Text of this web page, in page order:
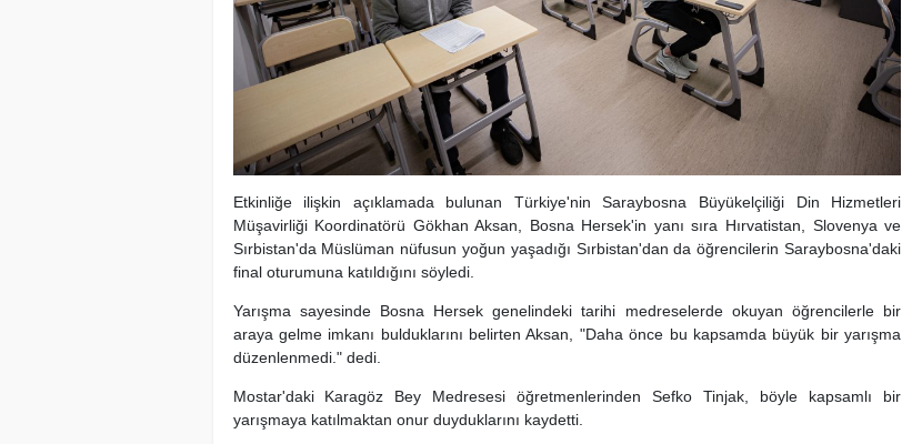
Etkinliğe ilişkin açıklamada bulunan Türkiye'nin Saraybosna Büyükelçiliği Din Hizmetleri
Müşavirliği Koordinatörü Gökhan Aksan, Bosna Hersek'in yanı sıra Hırvatistan, Slovenya ve
Sırbistan'da Müslüman nüfusun yoğun yaşadığı Sırbistan'dan da öğrencilerin Saraybosna'daki
final oturumuna katıldığını söyledi.
Yarışma sayesinde Bosna Hersek genelindeki tarihi medreselerde okuyan öğrencilerle bir
araya gelme imkanı bulduklarını belirten Aksan, "Daha önce bu kapsamda büyük bir yarışma
düzenlenmedi." dedi.
Mostar'daki Karagöz Bey Medresesi öğretmenlerinden Sefko Tinjak, böyle kapsamlı bir
yarışmaya katılmaktan onur duyduklarını kaydetti.